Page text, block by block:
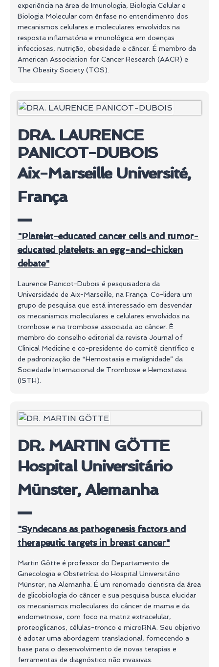
experiência na área de Imunologia, Biologia Celular e
Biologia Molecular com ênfase no entendimento dos
mecanismos celulares e moleculares envolvidos na
resposta inflamatória e imunológica em doenças
infecciosas, nutrição, obesidade e câncer. É membro da
American Association for Cancer Research (AACR) e
The Obesity Society (TOS).
DRA. LAURENCE
PANICOT-DUBOIS
Aix-Marseille Université,
França
"Platelet-educated cancer cells and tumor-
educated platelets: an egg-and-chicken
debate"
Laurence Panicot-Dubois é pesquisadora da
Universidade de Aix-Marseille, na França. Co-lidera um
grupo de pesquisa que está interessado em desvendar
os mecanismos moleculares e celulares envolvidos na
trombose e na trombose associada ao câncer. É
membro do conselho editorial da revista Journal of
Clinical Medicine e co-presidente do comitê científico e
de padronização de “Hemostasia e malignidade” da
Sociedade Internacional de Trombose e Hemostasia
(ISTH).
DR. MARTIN GÖTTE
Hospital Universitário
Münster, Alemanha
"Syndecans as pathogenesis factors and
therapeutic targets in breast cancer"
Martin Götte é professor do Departamento de
Ginecologia e Obstetrícia do Hospital Universitário
Münster, na Alemanha. É um renomado cientista da área
de glicobiologia do câncer e sua pesquisa busca elucidar
os mecanismos moleculares do câncer de mama e da
endometriose, com foco na matriz extracelular,
proteoglicanos, células-tronco e microRNA. Seu objetivo
é adotar uma abordagem translacional, fornecendo a
base para o desenvolvimento de novas terapias e
ferramentas de diagnóstico não invasivas.